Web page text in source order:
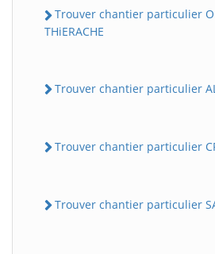
Trouver chantier particulier
THiERACHE
Trouver chantier particulier
Trouver chantier particulier
Trouver chantier particulier